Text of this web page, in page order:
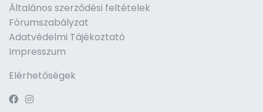
Általános szerződési feltételek
Fórumszabályzat
Adatvédelmi Tájékoztató
Impresszum
Elérhetőségek